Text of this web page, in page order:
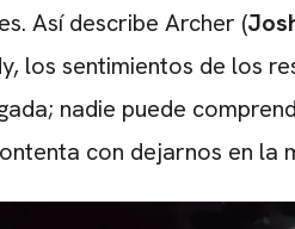
Así describe Archer (
los sentimientos de los
nadie puede
con dejarnos en la